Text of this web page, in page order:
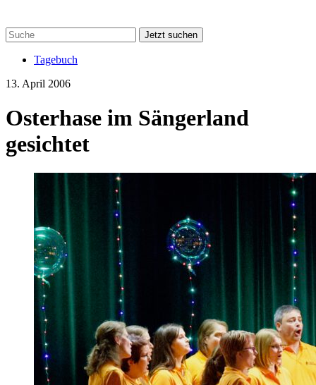
Jetzt suchen
Tagebuch
13. April 2006
Osterhase im Sängerland
gesichtet